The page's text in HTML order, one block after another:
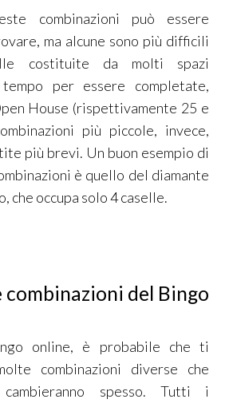
combinazioni può essere
ma alcune sono più difficili
costituite da molti spazi
per essere completate,
House (rispettivamente 25 e
più piccole, invece,
più brevi. Un buon esempio di
è quello del diamante
che occupa solo 4 caselle.
combinazioni del Bingo
online, è probabile che ti
combinazioni diverse che
cambieranno spesso. Tutti i